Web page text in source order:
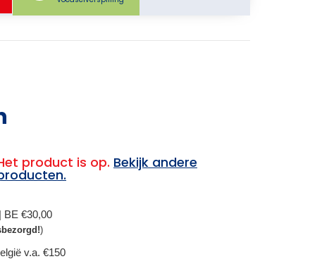
product is op. Bekijk andere
BE €30,00
)
v.a. €150